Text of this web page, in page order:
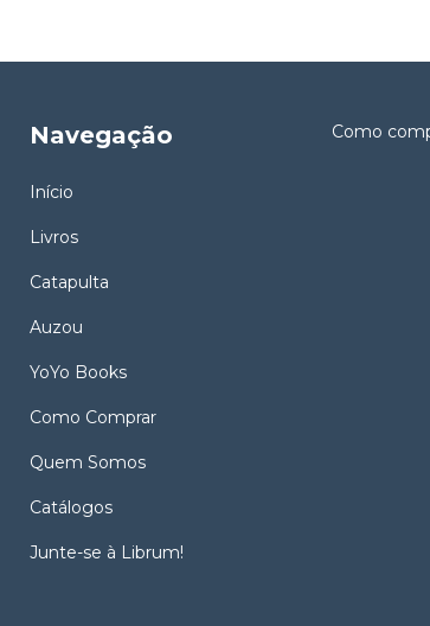
Navegação
Início
Livros
Catapulta
Auzou
YoYo Books
Como Comprar
Quem Somos
Catálogos
Junte-se à Librum!
Como